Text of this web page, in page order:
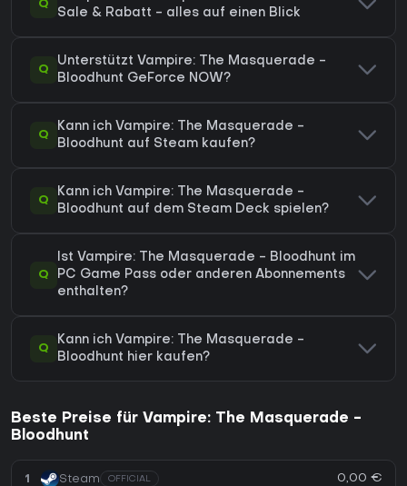
Q
Sale & Rabatt - alles auf einen Blick
Q
Unterstützt Vampire: The Masquerade -
Bloodhunt GeForce NOW?
Q
Kann ich Vampire: The Masquerade -
Bloodhunt auf Steam kaufen?
Q
Kann ich Vampire: The Masquerade -
Bloodhunt auf dem Steam Deck spielen?
Q
Ist Vampire: The Masquerade - Bloodhunt im
PC Game Pass oder anderen Abonnements
enthalten?
Q
Kann ich Vampire: The Masquerade -
Bloodhunt hier kaufen?
Beste Preise für Vampire: The Masquerade -
Bloodhunt
1 Steam OFFICIAL 0,00 €